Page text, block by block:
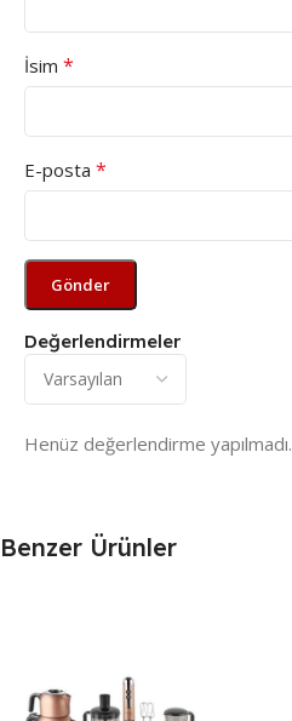
Değerlendirmeler
Henüz değerlendirme yapılmadı.
İsim *
E-posta *
Benzer Ürünler